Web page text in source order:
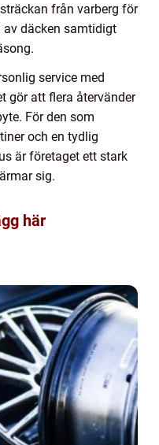
från varberg för
däcken samtidigt
service med
gör att flera återvänder
För den som
och en tydlig
är företaget ett stark
sig.
här